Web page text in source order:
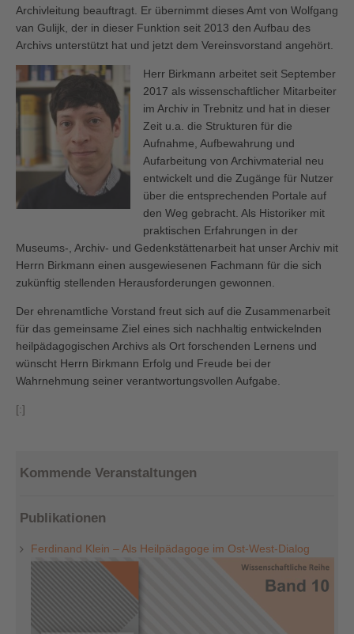
Archivleitung beauftragt. Er übernimmt dieses Amt von Wolfgang
van Gulijk, der in dieser Funktion seit 2013 den Aufbau des
Archivs unterstützt hat und jetzt dem Vereinsvorstand angehört.
Herr Birkmann arbeitet seit September
2017 als wissenschaftlicher Mitarbeiter
im Archiv in Trebnitz und hat in dieser
Zeit u.a. die Strukturen für die
Aufnahme, Aufbewahrung und
Aufarbeitung von Archivmaterial neu
entwickelt und die Zugänge für Nutzer
über die entsprechenden Portale auf
den Weg gebracht. Als Historiker mit
praktischen Erfahrungen in der
Museums-, Archiv- und Gedenkstättenarbeit hat unser Archiv mit
Herrn Birkmann einen ausgewiesenen Fachmann für die sich
zukünftig stellenden Herausforderungen gewonnen.
Der ehrenamtliche Vorstand freut sich auf die Zusammenarbeit
für das gemeinsame Ziel eines sich nachhaltig entwickelnden
heilpädagogischen Archivs als Ort forschenden Lernens und
wünscht Herrn Birkmann Erfolg und Freude bei der
Wahrnehmung seiner verantwortungsvollen Aufgabe.
[:]
Kommende Veranstaltungen
Publikationen
Ferdinand Klein – Als Heilpädagoge im Ost-West-Dialog